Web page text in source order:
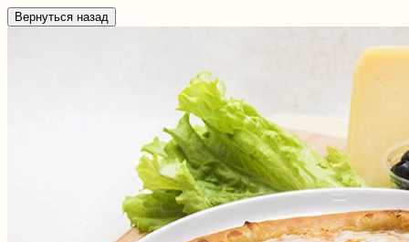
Вернуться назад